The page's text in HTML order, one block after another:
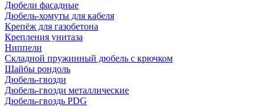
Дюбели фасадные
Дюбель-хомуты для кабеля
Крепёж для газобетона
Крепления унитаза
Ниппели
Складной пружинный дюбель с крючком
Шайбы рондоль
Дюбель-гвозди
Дюбель-гвозди металлические
Дюбель-гвоздь PDG